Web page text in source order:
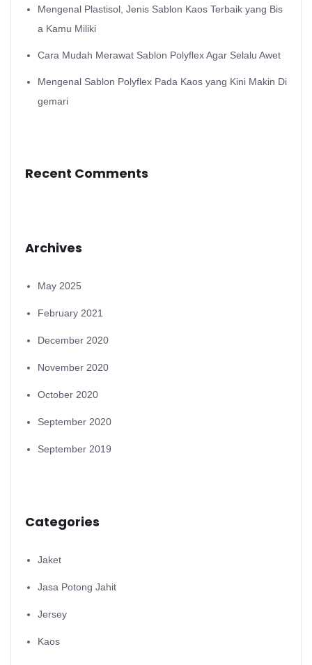
Mengenal Plastisol, Jenis Sablon Kaos Terbaik yang Bis
a Kamu Miliki
Cara Mudah Merawat Sablon Polyflex Agar Selalu Awet
Mengenal Sablon Polyflex Pada Kaos yang Kini Makin Di
gemari
Recent Comments
Archives
May 2025
February 2021
December 2020
November 2020
October 2020
September 2020
September 2019
Categories
Jaket
Jasa Potong Jahit
Jersey
Kaos